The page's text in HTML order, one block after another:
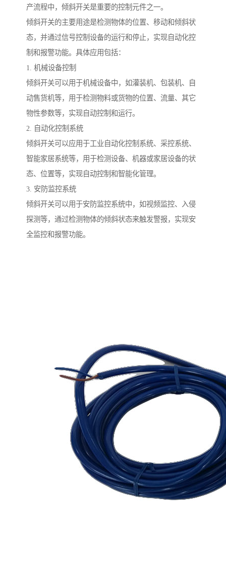
产流程中，倾斜开关是重要的控制元件之一。
倾斜开关的主要用途是检测物体的位置、移动和倾斜状
态，并通过信号控制设备的运行和停止，实现自动化控
制和报警功能。具体应用包括：
1. 机械设备控制
倾斜开关可以用于机械设备中，如灌装机、包装机、自
动售货机等，用于检测物料或货物的位置、流量、其它
物性参数等，实现自动控制和运行。
2. 自动化控制系统
倾斜开关可以应用于工业自动化控制系统、采控系统、
智能家居系统等，用于检测设备、机器或家居设备的状
态、位置等，实现自动控制和智能化管理。
3. 安防监控系统
倾斜开关可以用于安防监控系统中，如视频监控、入侵
探测等，通过检测物体的倾斜状态来触发警报，实现安
全监控和报警功能。